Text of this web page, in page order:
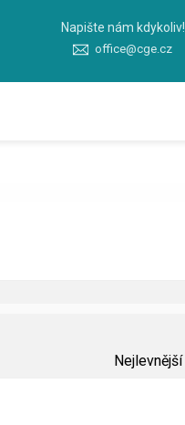
Napište nám kdykoliv!
office@cge.cz
Nejlevnější